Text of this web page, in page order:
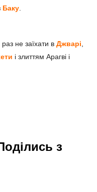
Баку
не заїхати в Джварі
і злиттям Арагві і
з